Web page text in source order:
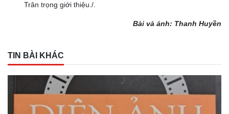
Trân trọng giới thiệu./.
Bài và ảnh: Thanh Huyền
TIN BÀI KHÁC